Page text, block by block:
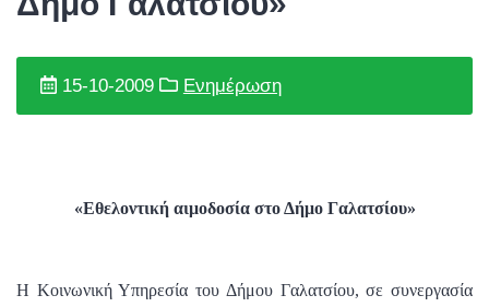
15-10-2009 Ενημέρωση
«Εθελοντική αιμοδοσία στο Δήμο Γαλατσίου»
Η Κοινωνική Υπηρεσία του Δήμου Γαλατσίου, σε συνεργασία